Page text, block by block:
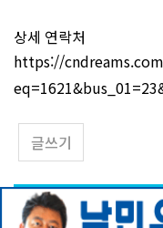
상세 연락처
https://
글쓰기